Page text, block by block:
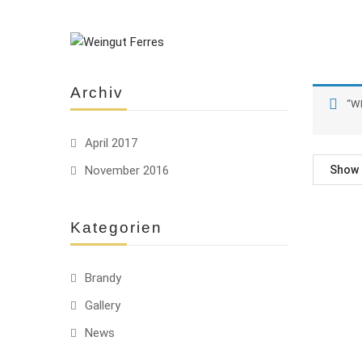
Archiv
April 2017
November 2016
Kategorien
Brandy
Gallery
News
Show